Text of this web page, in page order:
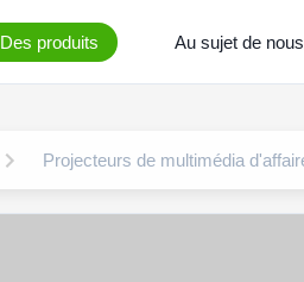
Des produits Au sujet de nous
Projecteurs de multimédia